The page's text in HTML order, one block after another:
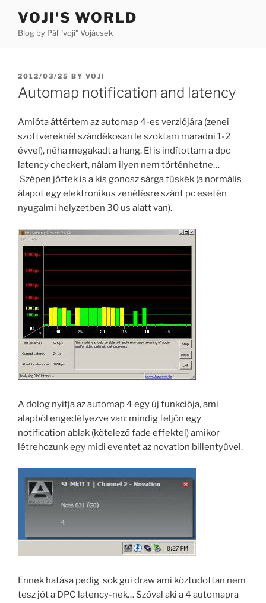
content
VOJI'S WORLD
Blog by Pál "voji" Vojácsek
POSTED
ON
2012/03/25 BY VOJI
Automap notification and latency
Amióta áttértem az automap 4-es verziójára (zenei
szoftvereknél szándékosan le szoktam maradni 1-2
évvel), néha megakadt a hang. El is indítottam a dpc
latency checkert, nálam ilyen nem történhetne…
Szépen jöttek is a kis gonosz sárga tüskék (a normális
álapot egy elektronikus zenélésre szánt pc esetén
nyugalmi helyzetben 30 us alatt van).
A dolog nyitja az automap 4 egy új funkciója, ami
alapból engedélyezve van: mindig feljön egy
notification ablak (kötelező fade effektel) amikor
létrehozunk egy midi eventet az novation billentyűvel.
Ennek hatása pedig sok gui draw ami köztudottan nem
tesz jót a DPC latency-nek… Szóval aki a 4 automapra